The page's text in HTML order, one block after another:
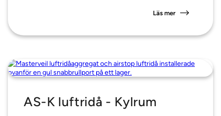
Läs mer
AS-K luftridå - Kylrum